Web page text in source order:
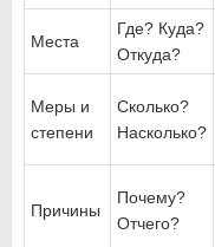
Места
Где? Куда?
Откуда?
Меры и
степени
Сколько?
Насколько?
Причины
Почему?
Отчего?